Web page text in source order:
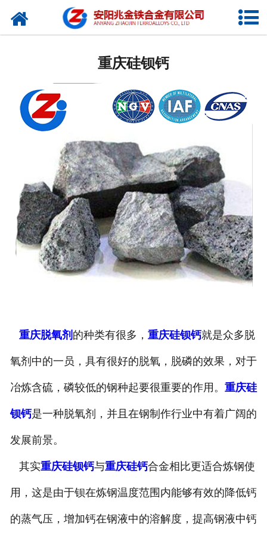
网站首页
重庆硅锰
重庆铬铁
重庆磷铁
重庆锰铁
重庆增碳剂
重庆硅铝铁
重庆硅钡钙
重庆硅铝钡钙
重庆硅铝钡
重庆硅钡钙
重庆脱氧剂 的种类有很多， 重庆硅钡钙就是众多脱
氧剂中的一员，具有很好的脱氧，脱磷的效果，对于
冶炼含硫，磷较低的钢种起要很重要的作用。 重庆硅
钡钙是一种脱氧剂，并且在钢制作行业中有着广阔的
发展前景。
其实重庆硅钡钙与重庆硅钙合金相比更适合炼钢使
用，这是由于钡在炼钢温度范围内能够有效的降低钙
的蒸气压，增加钙在钢液中的溶解度，提高钢液中钙